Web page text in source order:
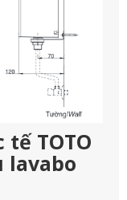
TOTO
lavabo